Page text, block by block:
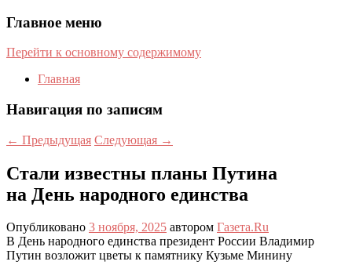
Главное меню
Перейти к основному содержимому
Главная
Навигация по записям
← Предыдущая Следующая →
Стали известны планы Путина
на День народного единства
Опубликовано 3 ноября, 2025 автором Газета.Ru
В День народного единства президент России Владимир
Путин возложит цветы к памятнику Кузьме Минину